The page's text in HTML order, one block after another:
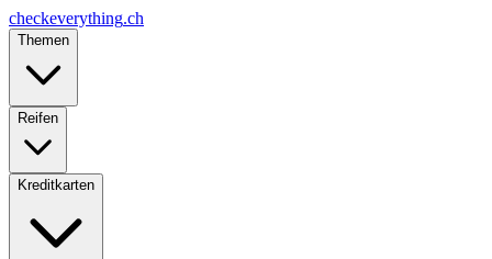
checkeverything.ch
Themen
Reifen
Kreditkarten